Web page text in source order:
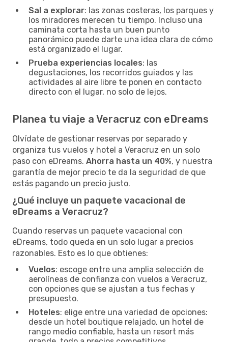
Sal a explorar: las zonas costeras, los parques y
los miradores merecen tu tiempo. Incluso una
caminata corta hasta un buen punto
panorámico puede darte una idea clara de cómo
está organizado el lugar.
Prueba experiencias locales: las
degustaciones, los recorridos guiados y las
actividades al aire libre te ponen en contacto
directo con el lugar, no solo de lejos.
Planea tu viaje a Veracruz con eDreams
Olvídate de gestionar reservas por separado y
organiza tus vuelos y hotel a Veracruz en un solo
paso con eDreams. Ahorra hasta un 40%, y nuestra
garantía de mejor precio te da la seguridad de que
estás pagando un precio justo.
¿Qué incluye un paquete vacacional de
eDreams a Veracruz?
Cuando reservas un paquete vacacional con
eDreams, todo queda en un solo lugar a precios
razonables. Esto es lo que obtienes:
Vuelos: escoge entre una amplia selección de
aerolíneas de confianza con vuelos a Veracruz,
con opciones que se ajustan a tus fechas y
presupuesto.
Hoteles: elige entre una variedad de opciones:
desde un hotel boutique relajado, un hotel de
rango medio confiable, hasta un resort más